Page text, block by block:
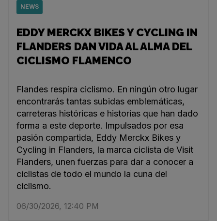
NEWS
EDDY MERCKX BIKES Y CYCLING IN
FLANDERS DAN VIDA AL ALMA DEL
CICLISMO FLAMENCO
Flandes respira ciclismo. En ningún otro lugar
encontrarás tantas subidas emblemáticas,
carreteras históricas e historias que han dado
forma a este deporte. Impulsados por esa
pasión compartida, Eddy Merckx Bikes y
Cycling in Flanders, la marca ciclista de Visit
Flanders, unen fuerzas para dar a conocer a
ciclistas de todo el mundo la cuna del
ciclismo.
06/30/2026, 12:40 PM